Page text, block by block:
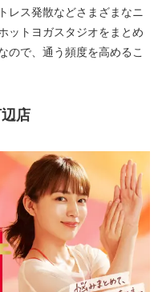
レス発散などさまざまなニ
ットヨガスタジオをまとめ
ので、通う頻度を高めるこ
店